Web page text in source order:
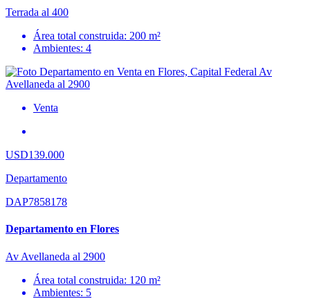
Terrada al 400
Área total construida: 200 m²
Ambientes: 4
Venta
USD139.000
Departamento
DAP7858178
Departamento en Flores
Av Avellaneda al 2900
Área total construida: 120 m²
Ambientes: 5